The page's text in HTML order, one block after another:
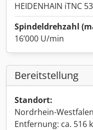
HEIDENHAIN iTNC
Spindeldrehzahl
16’000 U/min
Bereitstellung
Standort:
Nordrhein-
Entfernung: ca. 516